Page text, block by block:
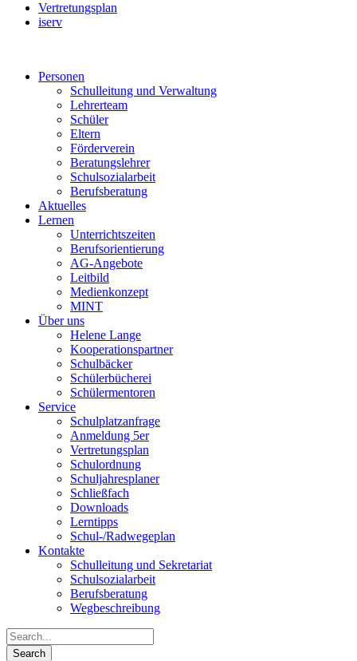
Vertretungsplan
iserv
Personen
Schulleitung und Verwaltung
Lehrerteam
Schüler
Eltern
Förderverein
Beratungslehrer
Schulsozialarbeit
Berufsberatung
Aktuelles
Lernen
Unterrichtszeiten
Berufsorientierung
AG-Angebote
Leitbild
Medienkonzept
MINT
Über uns
Helene Lange
Kooperationspartner
Schulbäcker
Schülerbücherei
Schülermentoren
Service
Schulplatzanfrage
Anmeldung 5er
Vertretungsplan
Schulordnung
Schuljahresplaner
Schließfach
Downloads
Lerntipps
Schul-/Radwegeplan
Kontakte
Schulleitung und Sekretariat
Schulsozialarbeit
Berufsberatung
Wegbeschreibung